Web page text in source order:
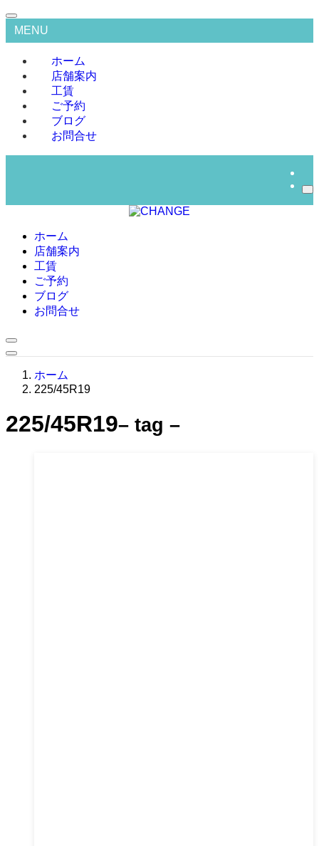
MENU
ホーム
店舗案内
工賃
ご予約
ブログ
お問合せ
ホーム
店舗案内
工賃
ご予約
ブログ
お問合せ
ホーム
225/45R19
225/45R19– tag –